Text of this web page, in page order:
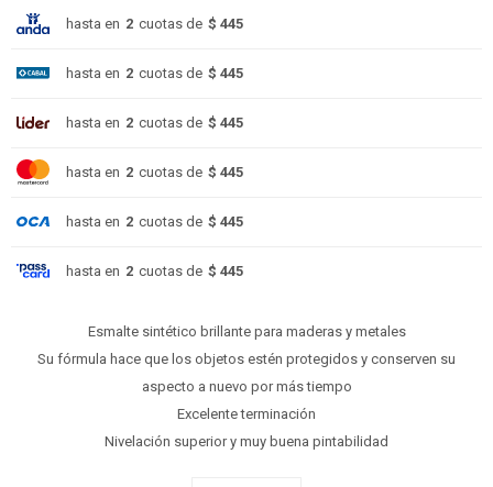
hasta en 2 cuotas de $ 445
hasta en 2 cuotas de $ 445
hasta en 2 cuotas de $ 445
hasta en 2 cuotas de $ 445
hasta en 2 cuotas de $ 445
hasta en 2 cuotas de $ 445
Esmalte sintético brillante para maderas y metales
Su fórmula hace que los objetos estén protegidos y conserven su
aspecto a nuevo por más tiempo
Excelente terminación
Nivelación superior y muy buena pintabilidad